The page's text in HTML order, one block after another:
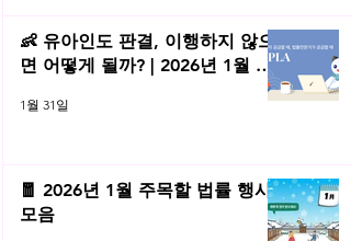
👶 유아인도 판결, 이행하지 않으
면 어떻게 될까? | 2026년 1월 네
1월 31일
🧧 2026년 1월 주목할 법률 행사
모음